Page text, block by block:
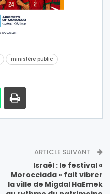
ministère public
ARTICLE SUIVANT
Israël : le festival «
Morocciada » fait vibrer
la ville de Migdal HaEmek